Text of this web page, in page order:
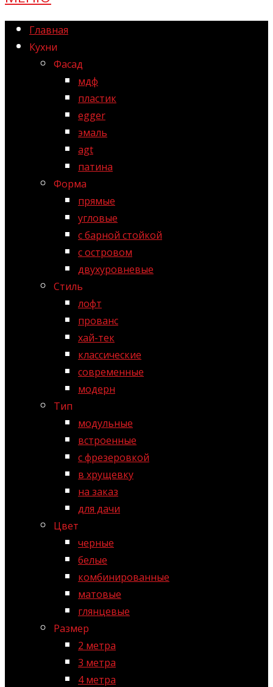
Главная
Кухни
Фасад
мдф
пластик
egger
эмаль
agt
патина
Форма
прямые
угловые
с барной стойкой
с островом
двухуровневые
Стиль
лофт
прованс
хай-тек
классические
современные
модерн
Тип
модульные
встроенные
с фрезеровкой
в хрущевку
на заказ
для дачи
Цвет
черные
белые
комбинированные
матовые
глянцевые
Размер
2 метра
3 метра
4 метра